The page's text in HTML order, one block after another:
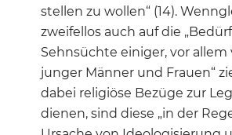
stellen zu wollen“ (14).
zweifellos auch auf die
Sehnsüchte einiger, vor allem
junger Männer und Frauen“
dabei religiöse Bezüge zur
dienen, sind diese „in der